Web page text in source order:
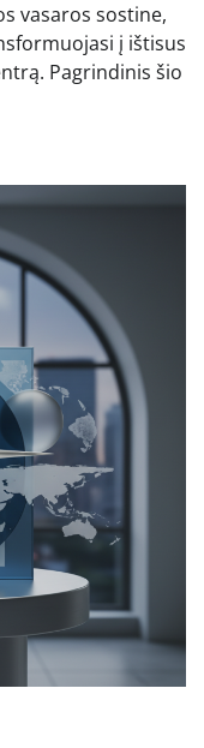
vasaros sostine,
į ištisus
Pagrindinis šio